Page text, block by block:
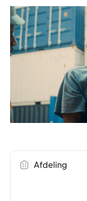
Afdeling